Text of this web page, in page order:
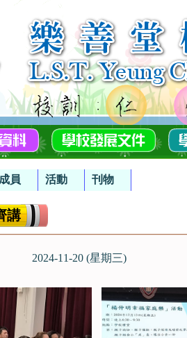
成員 活動 刊物
講
2024-11-20 (星期三)